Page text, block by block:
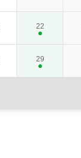
22
29